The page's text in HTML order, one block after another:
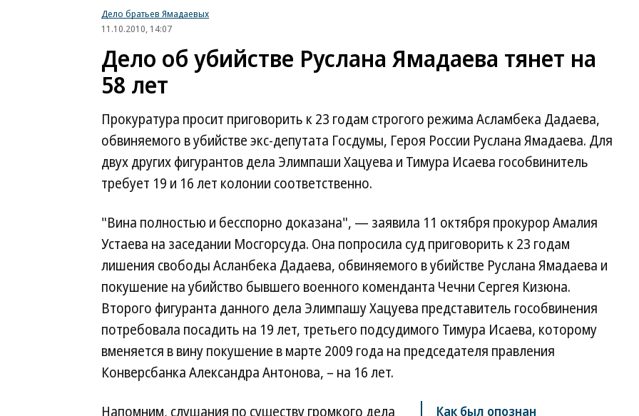
Дело братьев Ямадаевых
11.10.2010, 14:07
Дело об убийстве Руслана Ямадаева тянет на
58 лет
Прокуратура просит приговорить к 23 годам строгого режима Асламбека Дадаева,
обвиняемого в убийстве экс-депутата Госдумы, Героя России Руслана Ямадаева. Для
двух других фигурантов дела Элимпаши Хацуева и Тимура Исаева гособвинитель
требует 19 и 16 лет колонии соответственно.
"Вина полностью и бесспорно доказана", — заявила 11 октября прокурор Амалия
Устаева на заседании Мосгорсуда. Она попросила суд приговорить к 23 годам
лишения свободы Асланбека Дадаева, обвиняемого в убийстве Руслана Ямадаева и
покушение на убийство бывшего военного коменданта Чечни Сергея Кизюна.
Второго фигуранта данного дела Элимпашу Хацуева представитель гособвинения
потребовала посадить на 19 лет, третьего подсудимого Тимура Исаева, которому
вменяется в вину покушение в марте 2009 года на председателя правления
Конверсбанка Александра Антонова, – на 16 лет.
Как был опознан
Напомним, слушания по существу громкого дела